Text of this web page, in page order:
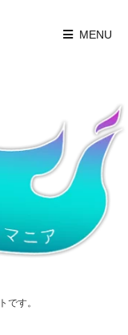
MENU
です。